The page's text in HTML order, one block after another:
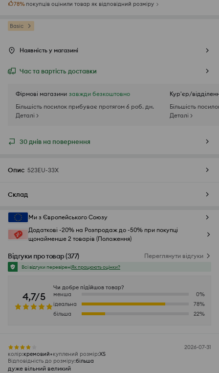
78% покупців оцінили товар як відповідний розміру
Basic
Наявність у магазині
Час та вартість доставки
Фірмові магазини завжди безкоштовно
Більшість посилок прибуває протягом 6 роб. дн.
Деталі >
Кур'єр/
Більшість
Деталі >
30 днів на повернення
Опис 523EU-33X
Склад
Ми з Європейського Союзу
Додаткові -20% на Розпродаж до -50% при покупці
щонайменше 2 товарів (Положення)
Відгуки про товар(377) Переглянути відгуки
Всі відгуки перевіреніЯк працюють оцінки?
4,7/5
Чи добре підійшов товар?
менша
0%
ідеальна
78%
більша
22%
2026-07-31
колір:кремовий куплений розмір:XS
Відповідність до розміру:більша
дуже вільний великий